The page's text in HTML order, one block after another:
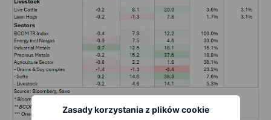
Zasady korzystania z plików cookie